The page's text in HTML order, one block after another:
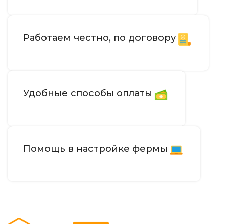
Работаем честно, по договору
Удобные способы оплаты
Помощь в настройке фермы